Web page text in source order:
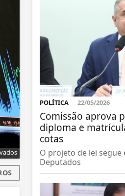
POLÍTICA 22/05/2026
Comissão aprova
diploma e
cotas
O projeto de lei segue
Deputados